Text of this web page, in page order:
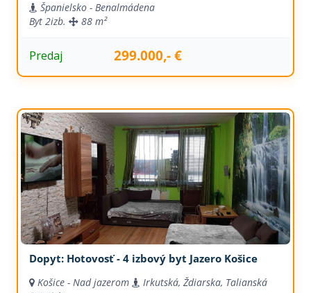
Španielsko - Benalmádena
Byt 2izb. 88 m²
Predaj 299.000,- €
Dopyt: Hotovosť - 4 izbový byt Jazero Košice
Košice - Nad jazerom
Irkutská, Ždiarska, Talianská